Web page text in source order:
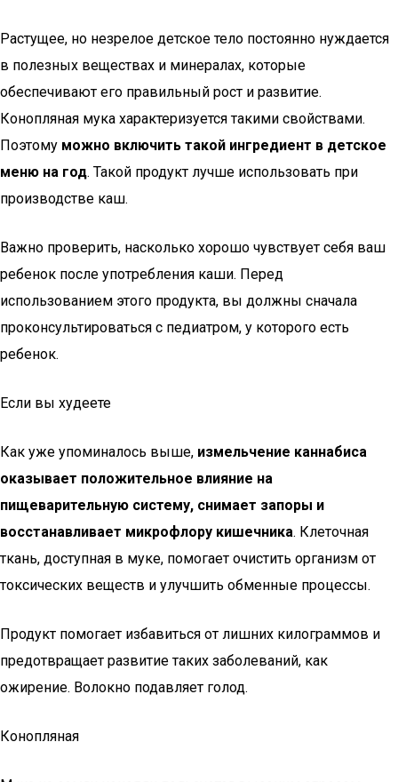
Растущее, но незрелое детское тело постоянно нуждается
в полезных веществах и минералах, которые
обеспечивают его правильный рост и развитие.
Конопляная мука характеризуется такими свойствами.
Поэтому можно включить такой ингредиент в детское
меню на год. Такой продукт лучше использовать при
производстве каш.
Важно проверить, насколько хорошо чувствует себя ваш
ребенок после употребления каши. Перед
использованием этого продукта, вы должны сначала
проконсультироваться с педиатром, у которого есть
ребенок.
Если вы худеете
Как уже упоминалось выше, измельчение каннабиса
оказывает положительное влияние на
пищеварительную систему, снимает запоры и
восстанавливает микрофлору кишечника. Клеточная
ткань, доступная в муке, помогает очистить организм от
токсических веществ и улучшить обменные процессы.
Продукт помогает избавиться от лишних килограммов и
предотвращает развитие таких заболеваний, как
ожирение. Волокно подавляет голод.
Конопляная